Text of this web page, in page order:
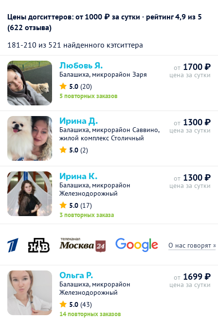
Цены догситтеров: от 1000 ₽ за сутки · рейтинг4,9 из 5
(622 отзыва)
181-210 из 521 найденного кэтситтера
Любовь Я.
Балашиха, микрорайон Заря
5.0 (20)
5 повторных заказов
от 1700 ₽
цена за сутки
Ирина Д.
Балашиха, микрорайон Саввино,
жилой комплекс Столичный
5.0 (2)
от 1300 ₽
цена за сутки
Ирина К.
Балашиха, микрорайон
Железнодорожный
5.0 (17)
3 повторных заказа
от 1300 ₽
цена за сутки
О нас говорят »
Ольга Р.
Балашиха, микрорайон
Железнодорожный
5.0 (43)
14 повторных заказов
от 1699 ₽
цена за сутки